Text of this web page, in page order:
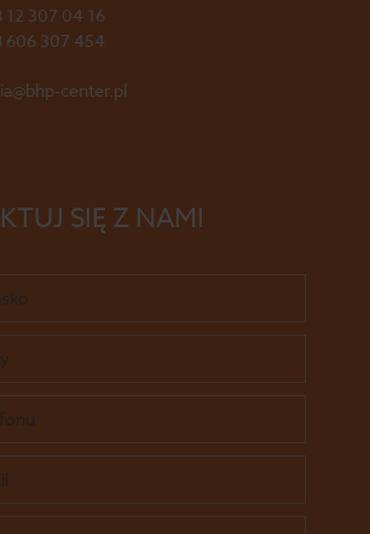
12 307 04 16
606 307 454
center.pl
SIĘ Z NAMI